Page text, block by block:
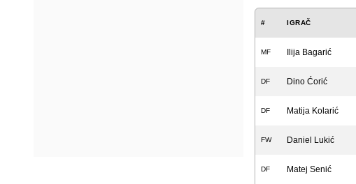
# IGRAČ
MF Ilija Bagarić
DF Dino Ćorić
DF Matija Kolarić
FW Daniel Lukić
DF Matej Senić